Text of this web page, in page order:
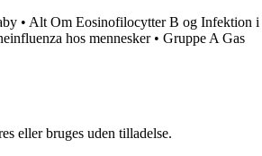
• Alt Om Eosinofilocytter B og Infektion i
hos mennesker• Gruppe A Gas
eller bruges uden tilladelse.